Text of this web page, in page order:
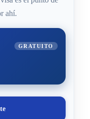
ahí.
GRATUITO